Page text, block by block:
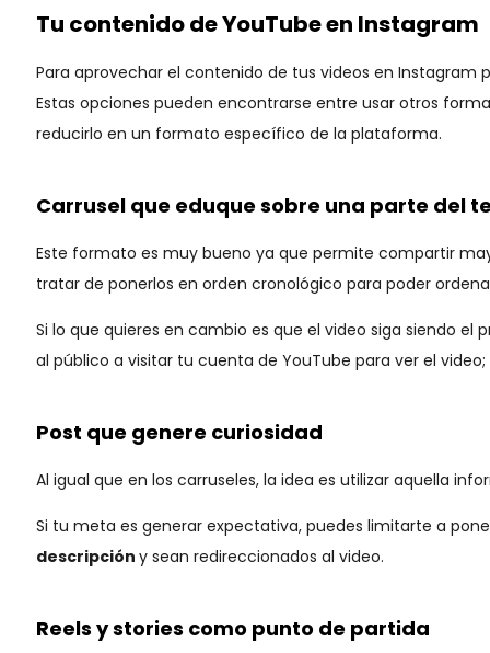
Tu contenido de YouTube en Instagram
Para aprovechar el contenido de tus videos en
Estas opciones pueden encontrarse entre usar otros
reducirlo en un formato específico de la plataforma.
Carrusel que eduque sobre una parte del
Este formato es muy bueno ya que permite compartir
tratar de ponerlos en orden cronológico para poder
Si lo que quieres en cambio es que el video siga siendo
al público a visitar tu cuenta de YouTube para ver el
Post que genere curiosidad
Al igual que en los carruseles, la idea es utilizar aquella
Si tu meta es generar expectativa, puedes limitarte a
descripción y sean redireccionados al video.
Reels y stories como punto de partida